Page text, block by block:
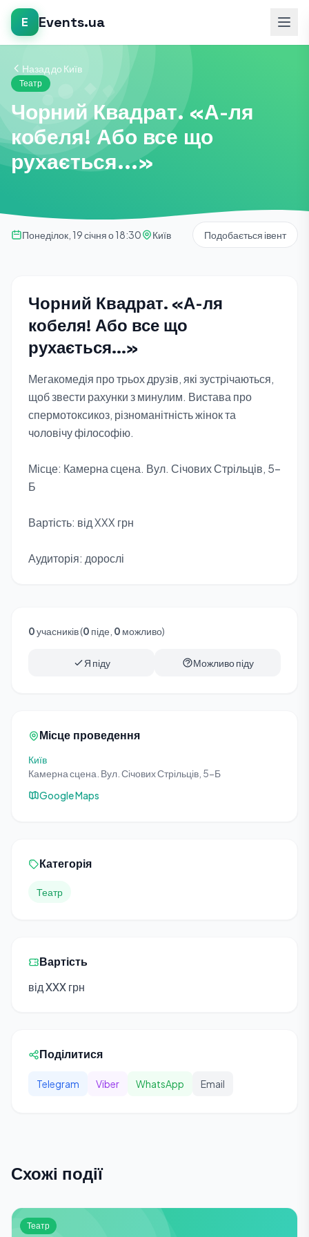
E Events.ua
Назад до Київ
Театр
Чорний Квадрат. «А-ля
кобеля! Або все що
рухається...»
Понеділок, 19 січня о 18:30 Київ Подобається івент
Чорний Квадрат. «А-ля
кобеля! Або все що
рухається...»
Мегакомедія про трьох друзів, які зустрічаються,
щоб звести рахунки з минулим. Вистава про
спермотоксикоз, різноманітність жінок та
чоловічу філософію.
Місце: Камерна сцена. Вул. Січових Стрільців, 5-
Б
Вартість: від XXX грн
Аудиторія: дорослі
0учасників (0 піде, 0 можливо)
Я піду Можливо піду
Місце проведення
Київ
Камерна сцена. Вул. Січових Стрільців, 5-Б
Google Maps
Категорія
Театр
Вартість
від XXX грн
Поділитися
Telegram Viber WhatsApp Email
Схожі події
Театр